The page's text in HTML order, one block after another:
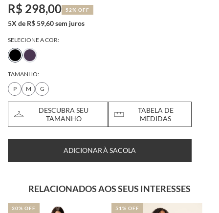
R$ 298,00 52% OFF
5X de R$ 59,60 sem juros
SELECIONE A COR:
TAMANHO:
P
M G
DESCUBRA SEU
TAMANHO
TABELA DE
MEDIDAS
ADICIONAR À SACOLA
RELACIONADOS AOS SEUS INTERESSES
30% OFF 51% OFF